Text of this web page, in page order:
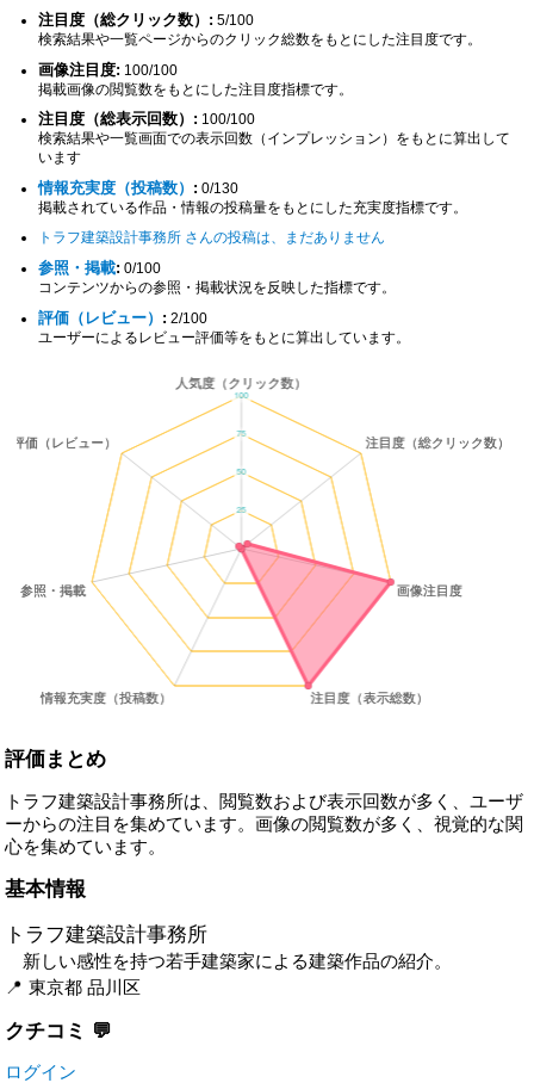
注目度（総クリック数）: 5/100
検索結果や一覧ページからのクリック総数をもとにした注目度です。
画像注目度: 100/100
掲載画像の閲覧数をもとにした注目度指標です。
注目度（総表示回数）: 100/100
検索結果や一覧画面での表示回数（インプレッション）をもとに算出して
います
情報充実度（投稿数） : 0/130
掲載されている作品・情報の投稿量をもとにした充実度指標です。
トラフ建築設計事務所 さんの投稿は、まだありません
参照・掲載: 0/100
コンテンツからの参照・掲載状況を反映した指標です。
評価（レビュー） : 2/100
ユーザーによるレビュー評価等をもとに算出しています。
評価まとめ
トラフ建築設計事務所は、閲覧数および表示回数が多く、ユーザ
ーからの注目を集めています。画像の閲覧数が多く、視覚的な関
心を集めています。
基本情報
トラフ建築設計事務所
新しい感性を持つ若手建築家による建築作品の紹介。
東京都品川区
クチコミ
ログイン